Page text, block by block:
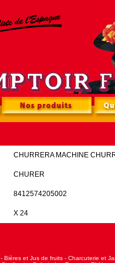
CHURRERA MACHINE
CHURER
8412574205002
X 24
- Bières et Jus de fruits - Charcuterie et